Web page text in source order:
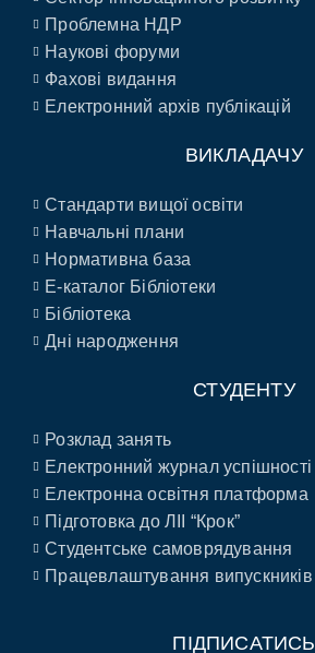
Проблемна НДР
Наукові форуми
Фахові видання
Електронний архів публікацій
ВИКЛАДАЧУ
Стандарти вищої освіти
Навчальні плани
Нормативна база
E-каталог Бібліотеки
Бібліотека
Дні народження
СТУДЕНТУ
Розклад занять
Електронний журнал успішності
Електронна освітня платформа
Підготовка до ЛІІ “Крок”
Студентське самоврядування
Працевлаштування випускників
ПІДПИСАТИСЬ